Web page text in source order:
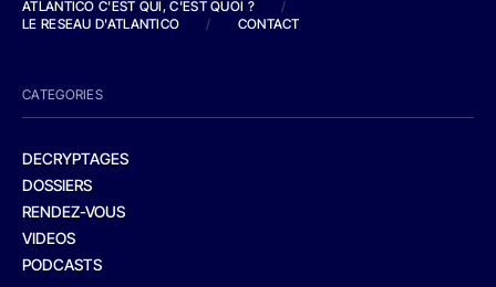
ATLANTICO C'EST QUI, C'EST QUOI ?
/
LE RESEAU D'ATLANTICO
/ CONTACT
CATEGORIES
DECRYPTAGES
DOSSIERS
RENDEZ-VOUS
VIDEOS
PODCASTS